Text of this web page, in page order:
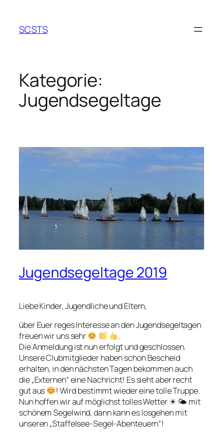
springen
SCSTS
Kategorie:
Jugendsegeltage
Jugendsegeltage 2019
Liebe Kinder, Jugendliche und Eltern,
über Euer reges Interesse an den Jugendsegeltagen
freuen wir uns sehr
.
Die Anmeldung ist nun erfolgt und geschlossen.
Unsere Clubmitglieder haben schon Bescheid
erhalten, in den nächsten Tagen bekommen auch
die „Externen“ eine Nachricht! Es sieht aber recht
gut aus
! Wird bestimmt wieder eine tolle Truppe.
Nun hoffen wir auf möglichst tolles Wetter ☀ 🌤 mit
schönem Segelwind, dann kann es losgehen mit
unseren „Staffelsee-Segel-Abenteuern“!